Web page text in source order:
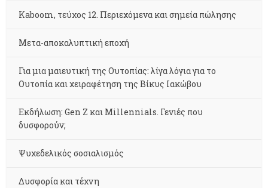
Kaboom, τεύχος 12. Περιεχόμενα και σημεία πώλησης
Μετα-αποκαλυπτική εποχή
Για μια μαιευτική της Ουτοπίας: λίγα λόγια για το
Ουτοπία και χειραφέτηση της Βίκυς Ιακώβου
Εκδήλωση: Gen Z και Millennials. Γενιές που
δυσφορούν;
Ψυχεδελικός σοσιαλισμός
Δυσφορία και τέχνη